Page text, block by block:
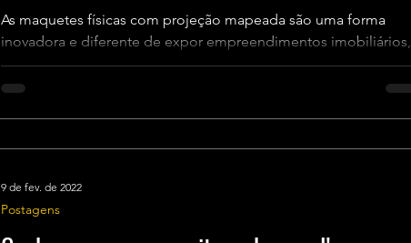
As maquetes físicas com projeção mapeada são uma forma
inovadora e diferente de expor empreendimentos imobiliários,
tanto para clientes,...
Postagens
9 de fev. de 2022